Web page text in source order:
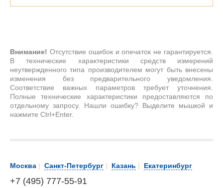
Внимание! Отсутствие ошибок и опечаток не гарантируется.
В технические характеристики средств измерений
неутвержденного типа производителем могут быть внесены
изменения без предварительного уведомления.
Соответствие важных параметров требует уточнения.
Полные технические характеристики предоставляются по
отдельному запросу. Нашли ошибку? Выделите мышкой и
нажмите Ctrl+Enter.
Москва | Санкт-Петербург | Казань | Екатеринбург
+7 (495) 777-55-91